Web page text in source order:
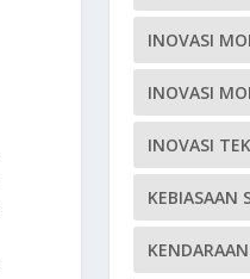
INOVASI
INOVASI
INOVASI
KEBIASAAN